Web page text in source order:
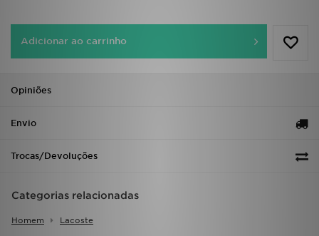
Adicionar ao carrinho
Opiniões
Envio
Trocas/Devoluções
Categorias relacionadas
Homem Lacoste